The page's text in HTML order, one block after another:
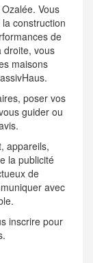
Vous
construction
de
droite, vous
maisons
poser vos
guider ou
appareils,
la publicité
de
avec
inscrire pour